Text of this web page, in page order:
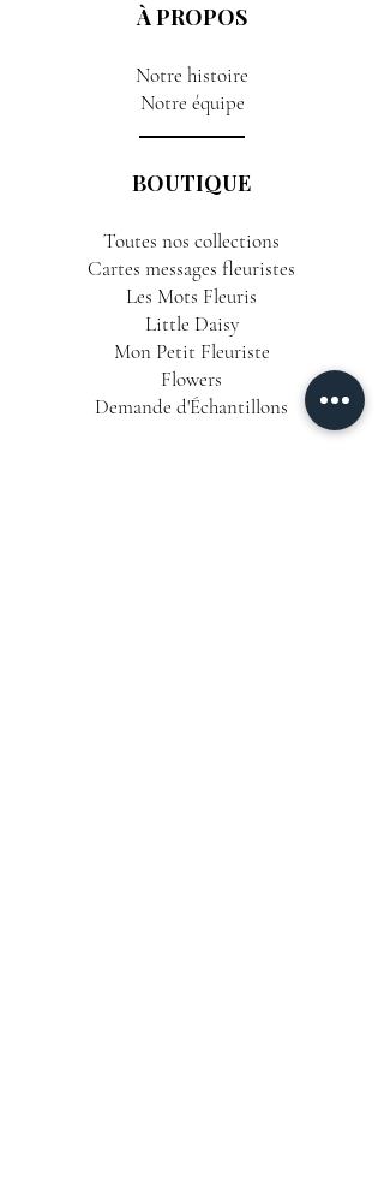
À PROPOS
Notre histoire
Notre équipe
BOUTIQUE
Toutes nos collections
Cartes messages fleuristes
Les Mots Fleuris
Little Daisy
Mon Petit Fleuriste
Flowers
Demande d'Échantillons